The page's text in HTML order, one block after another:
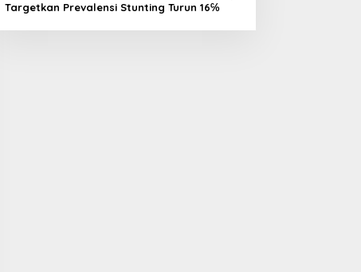
Targetkan Prevalensi Stunting Turun 16℅